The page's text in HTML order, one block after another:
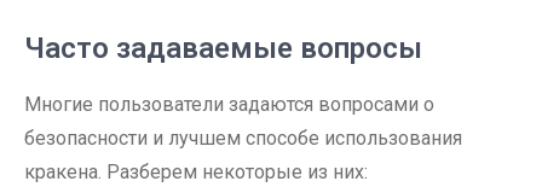
Часто задаваемые вопросы
Многие пользователи задаются вопросами о
безопасности и лучшем способе использования
кракена. Разберем некоторые из них: